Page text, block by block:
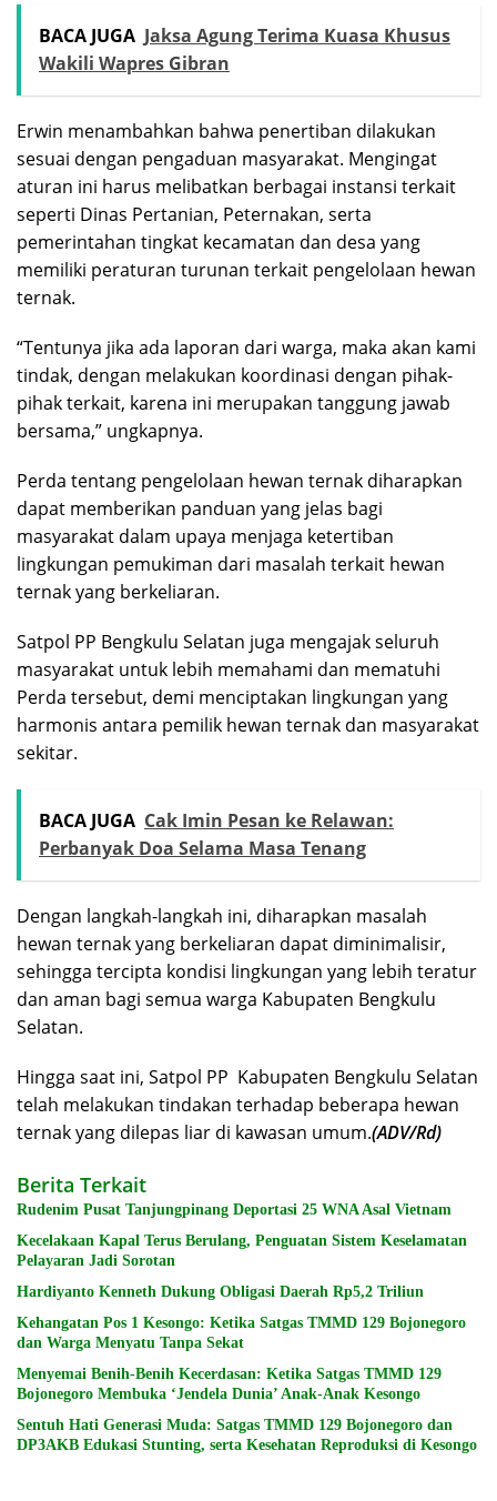
BACA JUGA Jaksa Agung Terima Kuasa Khusus
Wakili Wapres Gibran
Erwin menambahkan bahwa penertiban dilakukan
sesuai dengan pengaduan masyarakat. Mengingat
aturan ini harus melibatkan berbagai instansi terkait
seperti Dinas Pertanian, Peternakan, serta
pemerintahan tingkat kecamatan dan desa yang
memiliki peraturan turunan terkait pengelolaan hewan
ternak.
“Tentunya jika ada laporan dari warga, maka akan kami
tindak, dengan melakukan koordinasi dengan pihak-
pihak terkait, karena ini merupakan tanggung jawab
bersama,” ungkapnya.
Perda tentang pengelolaan hewan ternak diharapkan
dapat memberikan panduan yang jelas bagi
masyarakat dalam upaya menjaga ketertiban
lingkungan pemukiman dari masalah terkait hewan
ternak yang berkeliaran.
Satpol PP Bengkulu Selatan juga mengajak seluruh
masyarakat untuk lebih memahami dan mematuhi
Perda tersebut, demi menciptakan lingkungan yang
harmonis antara pemilik hewan ternak dan masyarakat
sekitar.
BACA JUGA Cak Imin Pesan ke Relawan:
Perbanyak Doa Selama Masa Tenang
Dengan langkah-langkah ini, diharapkan masalah
hewan ternak yang berkeliaran dapat diminimalisir,
sehingga tercipta kondisi lingkungan yang lebih teratur
dan aman bagi semua warga Kabupaten Bengkulu
Selatan.
Hingga saat ini, Satpol PP Kabupaten Bengkulu Selatan
telah melakukan tindakan terhadap beberapa hewan
ternak yang dilepas liar di kawasan umum.(ADV/Rd)
Berita Terkait
Rudenim Pusat Tanjungpinang Deportasi 25 WNA Asal Vietnam
Kecelakaan Kapal Terus Berulang, Penguatan Sistem Keselamatan
Pelayaran Jadi Sorotan
Hardiyanto Kenneth Dukung Obligasi Daerah Rp5,2 Triliun
Kehangatan Pos 1 Kesongo: Ketika Satgas TMMD 129 Bojonegoro
dan Warga Menyatu Tanpa Sekat
Menyemai Benih-Benih Kecerdasan: Ketika Satgas TMMD 129
Bojonegoro Membuka ‘Jendela Dunia’ Anak-Anak Kesongo
Sentuh Hati Generasi Muda: Satgas TMMD 129 Bojonegoro dan
DP3AKB Edukasi Stunting, serta Kesehatan Reproduksi di Kesongo